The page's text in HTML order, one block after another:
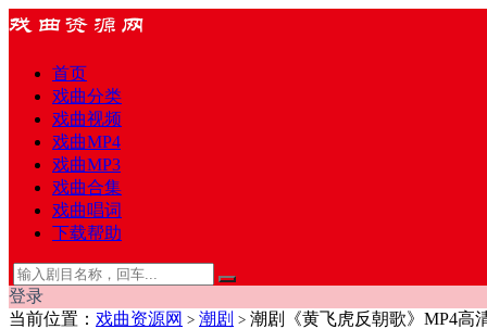
首页
戏曲分类
戏曲视频
戏曲MP4
戏曲MP3
戏曲合集
戏曲唱词
下载帮助
登录
当前位置： 戏曲资源网 > 潮剧 > 潮剧《黄飞虎反朝歌》MP4高